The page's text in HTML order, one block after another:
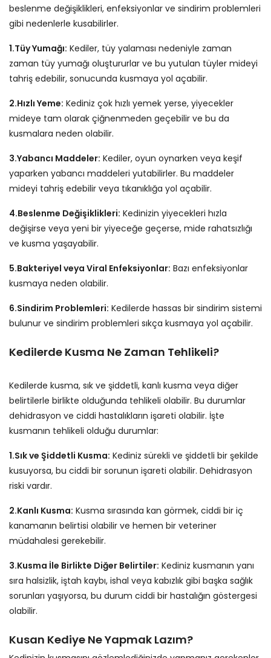
beslenme değişiklikleri, enfeksiyonlar ve sindirim problemleri
gibi nedenlerle kusabilirler.
1.Tüy Yumağı: Kediler, tüy yalaması nedeniyle zaman
zaman tüy yumağı oluştururlar ve bu yutulan tüyler mideyi
tahriş edebilir, sonucunda kusmaya yol açabilir.
2.Hızlı Yeme: Kediniz çok hızlı yemek yerse, yiyecekler
mideye tam olarak çiğnenmeden geçebilir ve bu da
kusmalara neden olabilir.
3.Yabancı Maddeler: Kediler, oyun oynarken veya keşif
yaparken yabancı maddeleri yutabilirler. Bu maddeler
mideyi tahriş edebilir veya tıkanıklığa yol açabilir.
4.Beslenme Değişiklikleri: Kedinizin yiyecekleri hızla
değişirse veya yeni bir yiyeceğe geçerse, mide rahatsızlığı
ve kusma yaşayabilir.
5.Bakteriyel veya Viral Enfeksiyonlar: Bazı enfeksiyonlar
kusmaya neden olabilir.
6.Sindirim Problemleri: Kedilerde hassas bir sindirim sistemi
bulunur ve sindirim problemleri sıkça kusmaya yol açabilir.
Kedilerde Kusma Ne Zaman Tehlikeli?
Kedilerde kusma, sık ve şiddetli, kanlı kusma veya diğer
belirtilerle birlikte olduğunda tehlikeli olabilir. Bu durumlar
dehidrasyon ve ciddi hastalıkların işareti olabilir. İşte
kusmanın tehlikeli olduğu durumlar:
1.Sık ve Şiddetli Kusma: Kediniz sürekli ve şiddetli bir şekilde
kusuyorsa, bu ciddi bir sorunun işareti olabilir. Dehidrasyon
riski vardır.
2.Kanlı Kusma: Kusma sırasında kan görmek, ciddi bir iç
kanamanın belirtisi olabilir ve hemen bir veteriner
müdahalesi gerekebilir.
3.Kusma İle Birlikte Diğer Belirtiler: Kediniz kusmanın yanı
sıra halsizlik, iştah kaybı, ishal veya kabızlık gibi başka sağlık
sorunları yaşıyorsa, bu durum ciddi bir hastalığın göstergesi
olabilir.
Kusan Kediye Ne Yapmak Lazım?